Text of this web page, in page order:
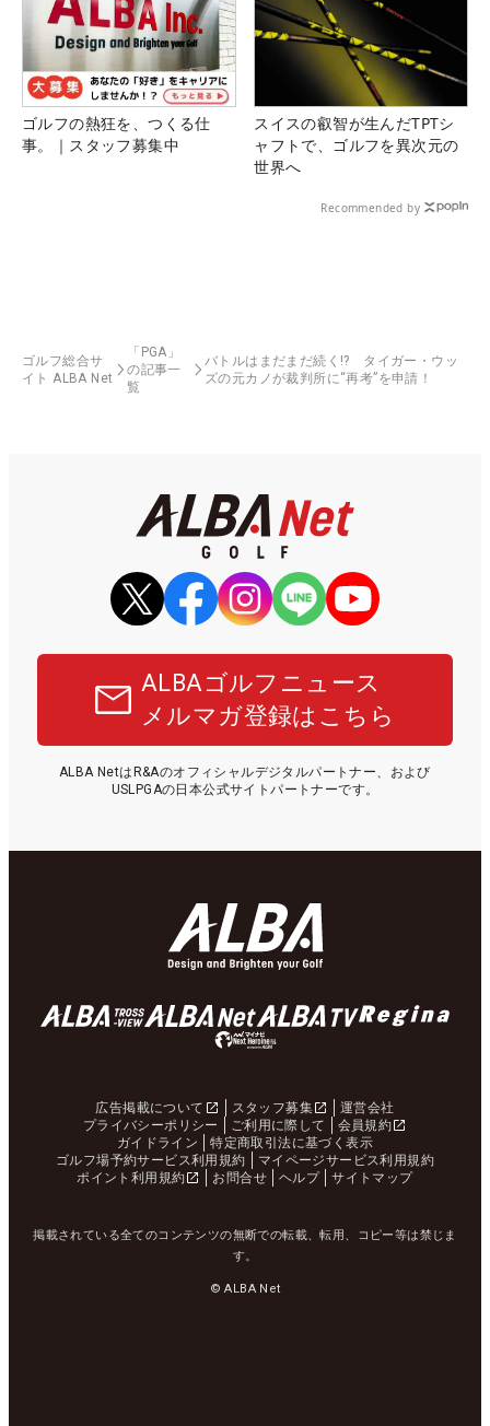
ゴルフの熱狂を、つくる仕
事。｜スタッフ募集中
スイスの叡智が生んだTPTシ
ャフトで、ゴルフを異次元の
世界へ
Recommended by
ゴルフ総合サ
イト ALBA Net
「PGA」
の記事一
覧
バトルはまだまだ続く!? タイガー・ウッ
ズの元カノが裁判所に“再考”を申請！
ALBAゴルフニュース
メルマガ登録はこちら
ALBA NetはR&Aのオフィシャルデジタルパートナー、および
USLPGAの日本公式サイトパートナーです。
広告掲載について スタッフ募集
運営会社
プライバシーポリシー
ご利用に際して
会員規約
ガイドライン
特定商取引法に基づく表示
ゴルフ場予約サービス利用規約
マイページサービス利用規約
ポイント利用規約
お問合せ ヘルプ サイトマップ
掲載されている全てのコンテンツの無断での転載、転用、コピー等は禁じま
す。
© ALBA Net